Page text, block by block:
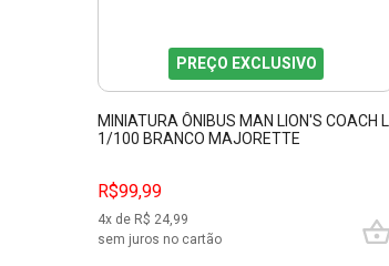
PREÇO EXCLUSIVO
MINIATURA ÔNIBUS MAN LION'S COACH L
1/100 BRANCO MAJORETTE
R$99,99
4x de R$ 24,99
sem juros no cartão